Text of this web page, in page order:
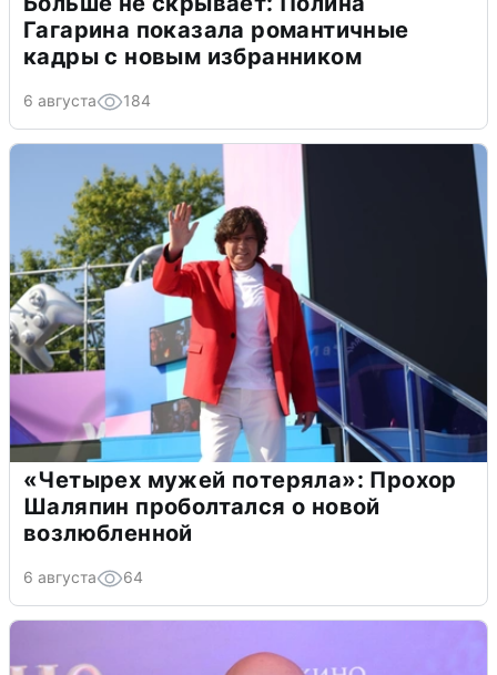
Гагарина показала романтичные
кадры с новым избранником
6 августа 184
«Четырех мужей потеряла»: Прохор
Шаляпин проболтался о новой
возлюбленной
6 августа 64